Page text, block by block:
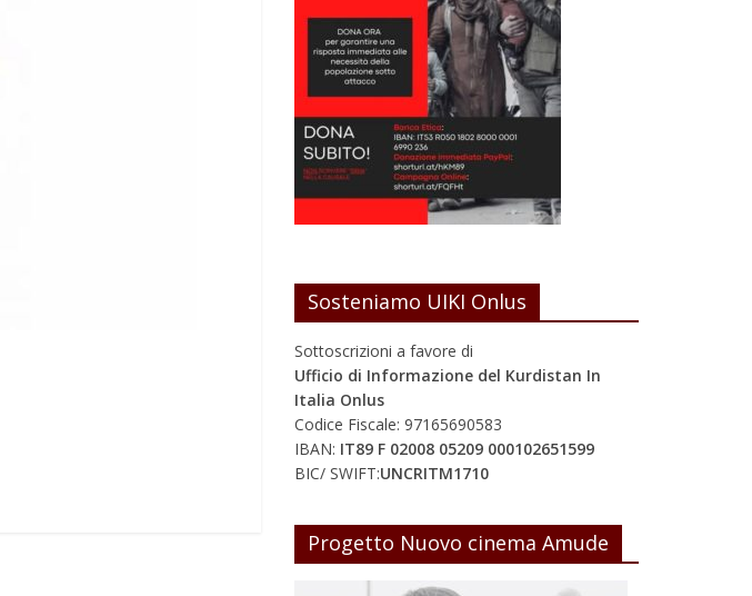
Sosteniamo UIKI Onlus
Sottoscrizioni a favore di
Ufficio di Informazione del Kurdistan In
Italia Onlus
Codice Fiscale: 97165690583
IBAN: IT89 F 02008 05209 000102651599
BIC/ SWIFT:UNCRITM1710
Progetto Nuovo cinema Amude